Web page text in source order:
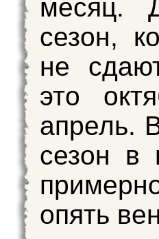
месяц.
сезон,
не
это
апрель.
сезон в
опять